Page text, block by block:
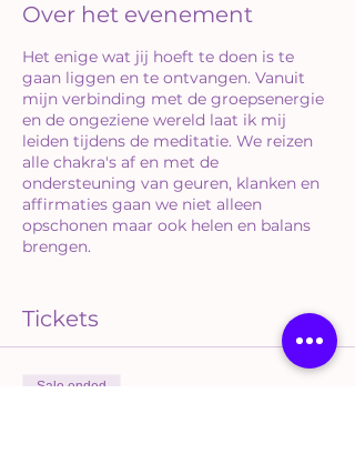
Over het evenement
Het enige wat jij hoeft te doen is te
gaan liggen en te ontvangen. Vanuit
mijn verbinding met de groepsenergie
en de ongeziene wereld laat ik mij
leiden tijdens de meditatie. We reizen
alle chakra's af en met de
ondersteuning van geuren, klanken en
affirmaties gaan we niet alleen
opschonen maar ook helen en balans
brengen.
diepe ontspanning ervaart terwijl we op
energielevel hard aan het werk zijn,
maar waar we ook vanuit oprechte
Tickets
Sale ended